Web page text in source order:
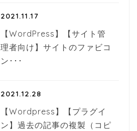
2021.11.17
【WordPress】【サイト管
理者向け】サイトのファビコ
ン･･･
2021.12.28
【Wordpress】【プラグイ
ン】過去の記事の複製（コピ